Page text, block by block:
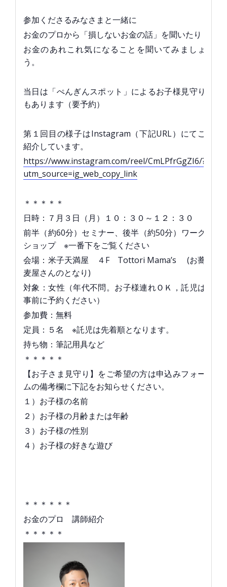
参加くださるみなさまと一緒に
お金のプロから「損しないお金の話」を聞いたり
お金のあれこれ気になることを聞いてみましょ
う。
当日は「ぺんぎんスポット」によるお子様見守り
もあります（要予約）
第１回目の様子はInstagram（下記URL）にてご
紹介しています。
https://www.instagram.com/reel/CmLPfrGgZI6/?
utm_source=ig_web_copy_link
＊＊＊＊＊
日時：７月３日（月）１０：３０～１２：３０
前半（約60分）セミナー、後半（約50分）ワーク
ショップ ※一番下をご覧ください
会場：米子天満屋 ４F Tottori Mama’s (お蕎
麦屋さんのとなり)
対象：女性（年代不問。お子様連れＯＫ，託児は
事前に予約ください）
参加費：無料
定員：５名 ※託児は先着順となります。
持ち物：筆記用具など
＊＊＊＊＊
【お子さま見守り】をご希望の方は申込みフォー
ムの備考欄に下記をお知らせください。
１）お子様の名前
２）お子様の月齢または年齢
３）お子様の性別
４）お子様の好きな遊び
＊＊＊＊＊＊
お金のプロ 講師紹介
＊＊＊＊＊